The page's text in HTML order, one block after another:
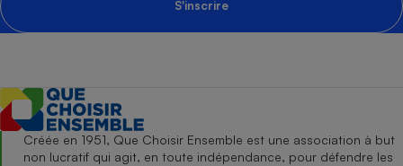
S'inscrire
Créée en 1951, Que Choisir Ensemble est une association à but
non lucratif qui agit, en toute indépendance, pour défendre les